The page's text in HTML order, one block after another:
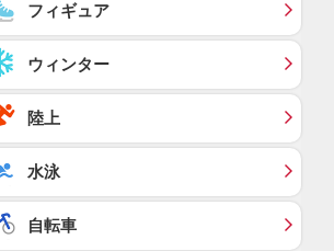
フィギュア
ウィンター
陸上
水泳
自転車